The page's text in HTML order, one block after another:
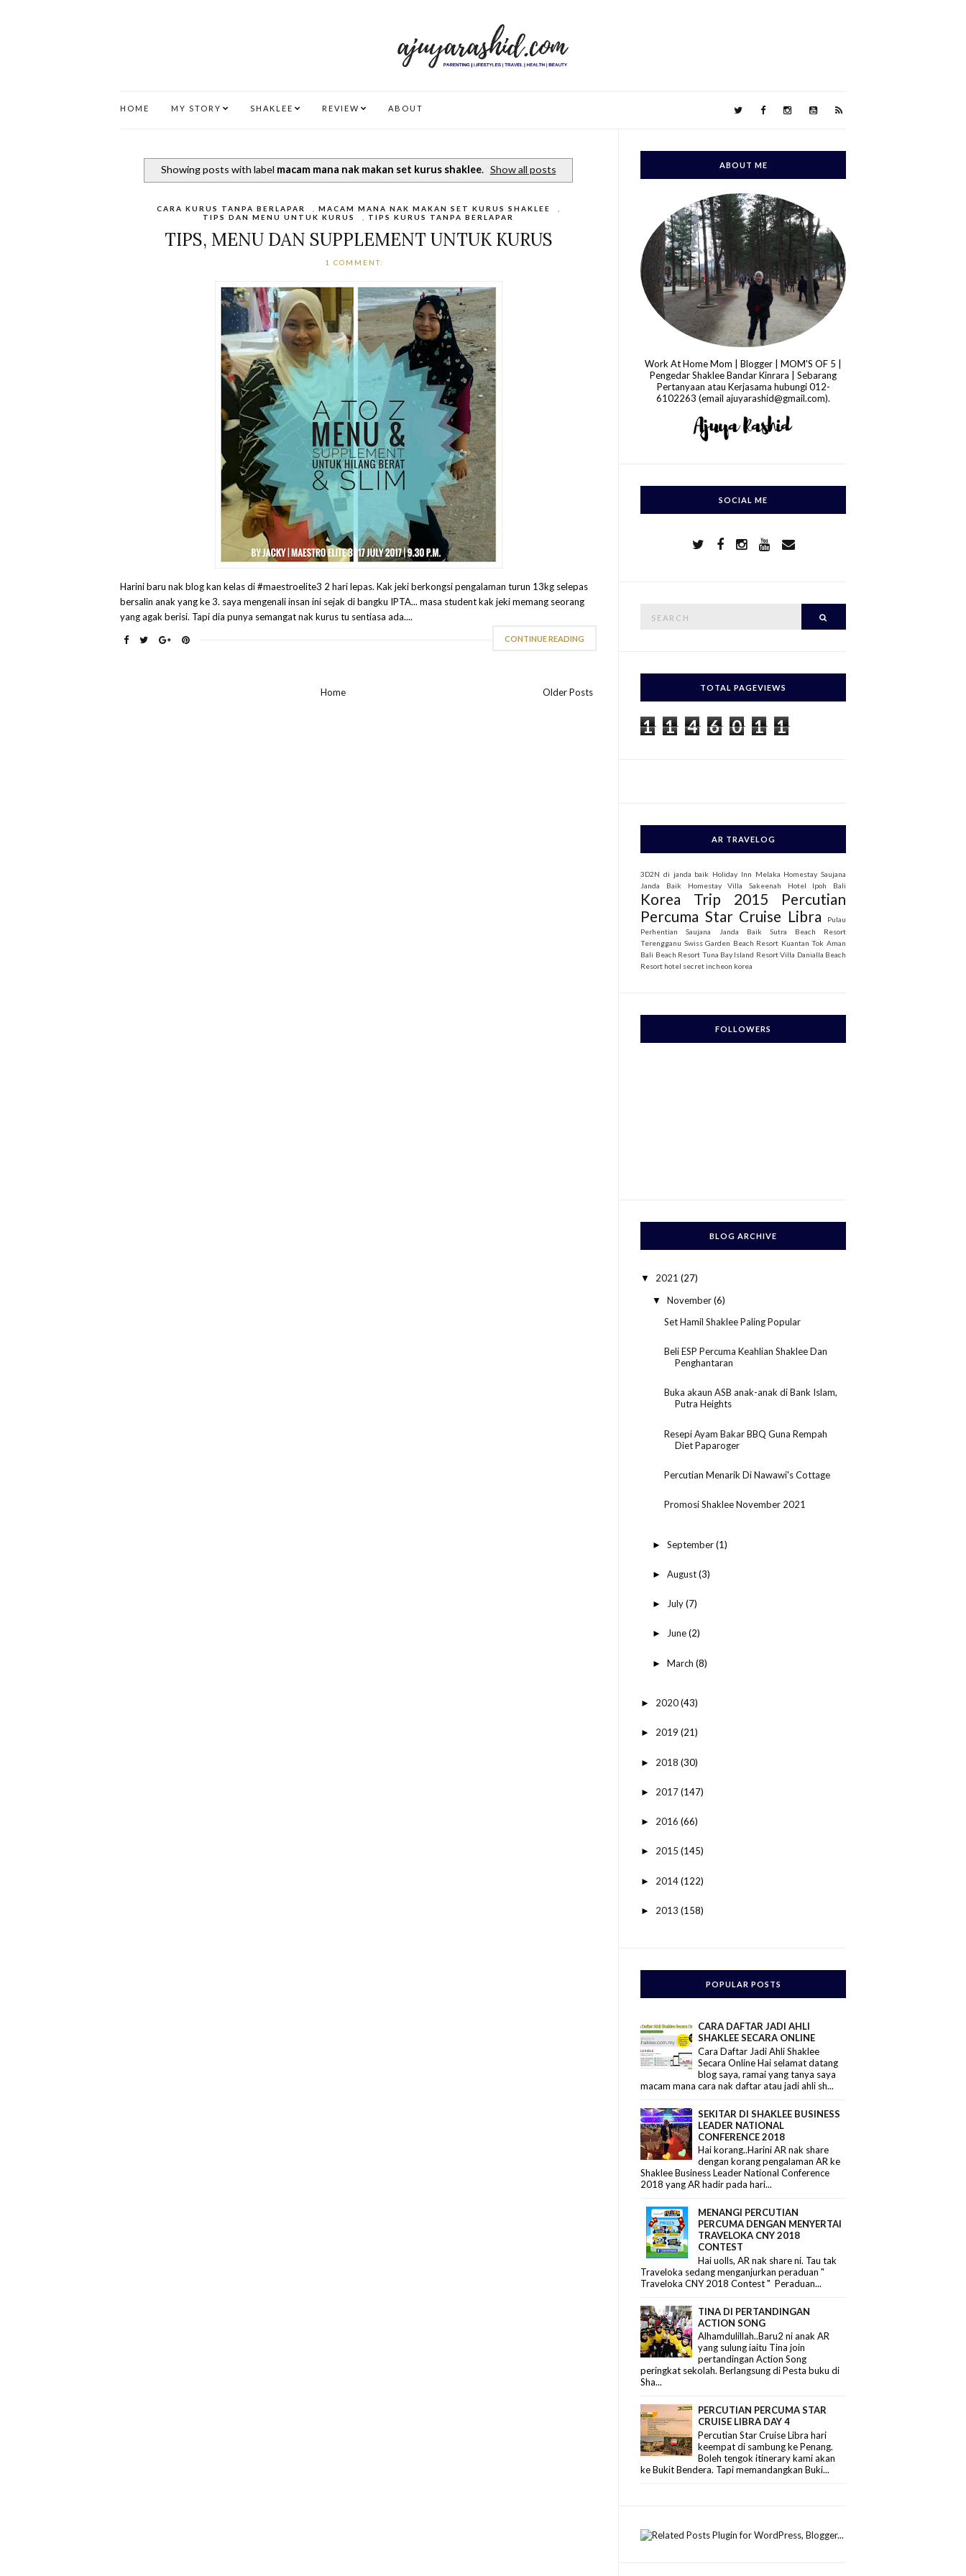
HOME MY STORY SHAKLEE REVIEW ABOUT
Showing posts with label macam mana nak makan set kurus shaklee. Show all posts
CARA KURUS TANPA BERLAPAR MACAM MANA NAK MAKAN SET KURUS SHAKLEE
TIPS DAN MENU UNTUK KURUS
TIPS KURUS TANPA BERLAPAR
TIPS, MENU DAN SUPPLEMENT UNTUK KURUS
1 COMMENT:
Harini baru nak blog kan kelas di #maestroelite3 2 hari lepas. Kak jeki berkongsi pengalaman turun 13kg selepas
bersalin anak yang ke 3. saya mengenali insan ini sejak di bangku IPTA... masa student kak jeki memang seorang
yang agak berisi. Tapi dia punya semangat nak kurus tu sentiasa ada....
CONTINUE READING
Older Posts
Home
ABOUT ME
Work At Home Mom | Blogger | MOM'S OF 5 |
Pengedar Shaklee Bandar Kinrara | Sebarang
Pertanyaan atau Kerjasama hubungi 012-
6102263 (email ajuyarashid@gmail.com).
SOCIAL ME
r
TOTAL PAGEVIEWS
1 1 4 6 0 1 1
AR TRAVELOG
3D2N di janda baik Holiday Inn Melaka Homestay Saujana
Janda Baik
Homestay Villa Sakeenah Hotel Ipoh Bali
Korea Trip 2015
Percutian
Percuma Star Cruise Libra
Pulau
Perhentian
Saujana Janda Baik
Sutra Beach Resort
Terengganu Swiss Garden Beach Resort Kuantan Tok Aman
Bali Beach Resort Tuna Bay Island Resort Villa Danialla Beach
Resort hotel secret incheon korea
FOLLOWERS
BLOG ARCHIVE
▼ 2021(27)
▼ November(6)
Set Hamil Shaklee Paling Popular
Beli ESP Percuma Keahlian Shaklee Dan
Penghantaran
Buka akaun ASB anak-anak di Bank Islam,
Putra Heights
Resepi Ayam Bakar BBQ Guna Rempah
Diet Paparoger
Percutian Menarik Di Nawawi's Cottage
Promosi Shaklee November 2021
► September(1)
► August(3)
► July(7)
► June(2)
► March (8)
► 2020(43)
► 2019(21)
► 2018(30)
► 2017(147)
► 2016(66)
► 2015(145)
► 2014(122)
► 2013(158)
POPULAR POSTS
CARA DAFTAR JADI AHLI
SHAKLEE SECARA ONLINE
Cara Daftar Jadi Ahli Shaklee
Secara Online Hai selamat datang
blog saya, ramai yang tanya saya
macam mana cara nak daftar atau jadi ahli sh...
SEKITAR DI SHAKLEE BUSINESS
LEADER NATIONAL
CONFERENCE 2018
Hai korang..Harini AR nak share
dengan korang pengalaman AR ke
Shaklee Business Leader National Conference
2018 yang AR hadir pada hari...
MENANGI PERCUTIAN
PERCUMA DENGAN MENYERTAI
TRAVELOKA CNY 2018
CONTEST
Hai uolls, AR nak share ni. Tau tak
Traveloka sedang menganjurkan peraduan "
Traveloka CNY 2018 Contest " Peraduan...
TINA DI PERTANDINGAN
ACTION SONG
Alhamdulillah..Baru2 ni anak AR
yang sulung iaitu Tina join
pertandingan Action Song
peringkat sekolah. Berlangsung di Pesta buku di
Sha...
PERCUTIAN PERCUMA STAR
CRUISE LIBRA DAY 4
Percutian Star Cruise Libra hari
keempat di sambung ke Penang.
Boleh tengok itinerary kami akan
ke Bukit Bendera. Tapi memandangkan Buki...